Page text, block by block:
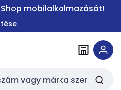
mobilalkalmazását!